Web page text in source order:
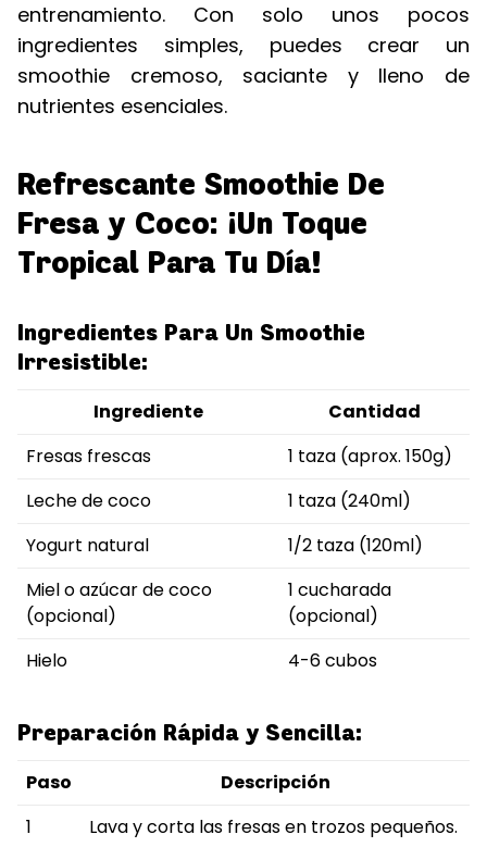
entrenamiento. Con solo unos pocos
ingredientes simples, puedes crear un
smoothie cremoso, saciante y lleno de
nutrientes esenciales.
Refrescante Smoothie De
Fresa y Coco: ¡Un Toque
Tropical Para Tu Día!
Ingredientes Para Un Smoothie
Irresistible:
Ingrediente
Cantidad
Fresas frescas
1 taza (aprox. 150g)
Leche de coco
1 taza (240ml)
Yogurt natural
1/2 taza (120ml)
Miel o azúcar de coco
(opcional)
1 cucharada
(opcional)
Hielo
4-6 cubos
Preparación Rápida y Sencilla:
Paso
Descripción
1
Lava y corta las fresas en trozos pequeños.